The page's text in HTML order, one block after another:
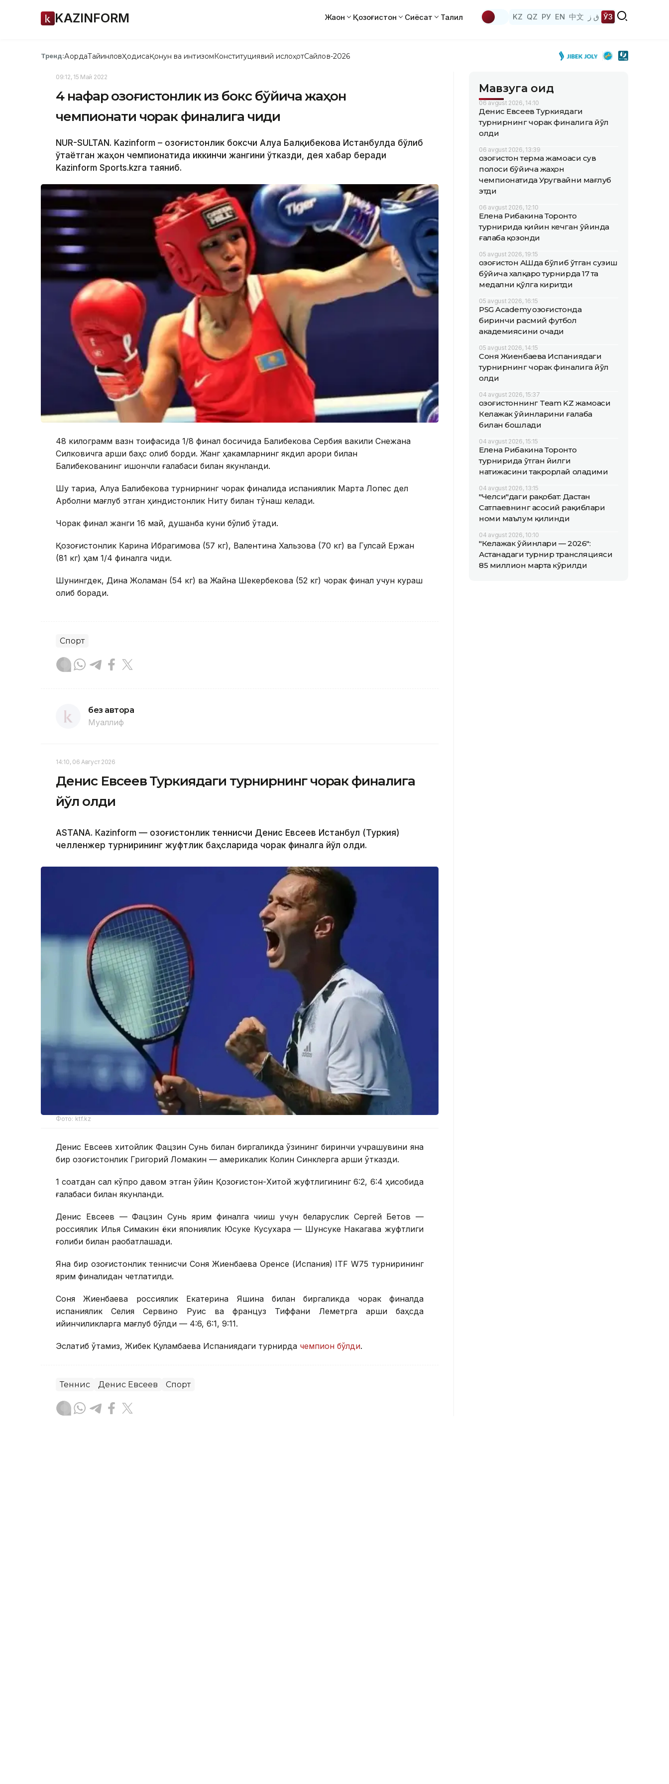
KAZINFORM Жаҳон Қозоғистон Сиёсат Таҳлил KZ QZ РУ EN 中文 ق ز ЎЗ
Тренд:АқордаТайинловҲодисаҚонун ва интизомКонституциявий ислоҳотСайлов-2026
09:12, 15 Май 2022
4 нафар қозоғистонлик қиз бокс бўйича жаҳон
чемпионати чорак финалига чиқди
NUR-SULTAN. Kazinform – Қозоғистонлик боксчи Алуа Балқибекова Истанбулда бўлиб
ўтаётган жаҳон чемпионатида иккинчи жангини ўтказди, дея хабар беради
Kazinform Sports.kzга таяниб.
48 килограмм вазн тоифасида 1/8 финал босқичида Балқибекова Сербия вакили Снежана
Силковичга қарши баҳс олиб борди. Жанг ҳакамларнинг якдил қарори билан
Балқибекованинг ишончли ғалабаси билан якунланди.
Шу тариқа, Алуа Балқибекова турнирнинг чорак финалида испаниялик Марта Лопес дел
Арболни мағлуб этган ҳиндистонлик Ниту билан тўқнаш келади.
Чорак финал жанги 16 май, душанба куни бўлиб ўтади.
Қозоғистонлик Карина Ибрагимова (57 кг), Валентина Хальзова (70 кг) ва Гулсай Ержан
(81 кг) ҳам 1/4 финалга чиқди.
Шунингдек, Дина Жоламан (54 кг) ва Жайна Шекербекова (52 кг) чорак финал учун кураш
олиб боради.
Спорт
без автора
Муаллиф
14:10, 06 Август 2026
Денис Евсеев Туркиядаги турнирнинг чорак финалига
йўл олди
ASTANА. Кazinform — Қозоғистонлик теннисчи Денис Евсеев Истанбул (Туркия)
челленжер турнирининг жуфтлик баҳсларида чорак финалга йўл олди.
Фото: ktf.kz
Денис Евсеев хитойлик Фацзин Сунь билан биргаликда ўзининг биринчи учрашувини яна
бир қозоғистонлик Григорий Ломакин — америкалик Колин Синклерга қарши ўтказди.
1 соатдан сал кўпроқ давом этган ўйин Қозоғистон-Хитой жуфтлигининг 6:2, 6:4 ҳисобида
ғалабаси билан якунланди.
Денис Евсеев — Фацзин Сунь ярим финалга чиқиш учун беларуслик Сергей Бетов —
россиялик Илья Симакин ёки япониялик Юсуке Кусухара — Шунсуке Накагава жуфтлиги
ғолиби билан рақобатлашади.
Яна бир қозоғистонлик теннисчи Соня Жиенбаева Оренсе (Испания) ITF W75 турнирининг
ярим финалидан четлатилди.
Соня Жиенбаева россиялик Екатерина Яшина билан биргаликда чорак финалда
испаниялик Селия Сервино Руис ва француз Тиффани Леметрга қарши баҳсда
қийинчиликларга мағлуб бўлди — 4:6, 6:1, 9:11.
Эслатиб ўтамиз, Жибек Қуламбаева Испаниядаги турнирда чемпион бўлди.
Теннис Денис Евсеев Спорт
Мавзуга оид
06 avgust 2026, 14:10
Денис Евсеев Туркиядаги
турнирнинг чорак финалига йўл
олди
06 avgust 2026, 13:39
Қозоғистон терма жамоаси сув
полоси бўйича жаҳон
чемпионатида Уругвайни мағлуб
этди
06 avgust 2026, 12:10
Елена Рибакина Торонто
турнирида қийин кечган ўйинда
ғалаба қозонди
05 avgust 2026, 19:15
Қозоғистон АҚШда бўлиб ўтган сузиш
бўйича халқаро турнирда 17 та
медални қўлга киритди
05 avgust 2026, 16:15
PSG Academy Қозоғистонда
биринчи расмий футбол
академиясини очади
05 avgust 2026, 14:15
Соня Жиенбаева Испаниядаги
турнирнинг чорак финалига йўл
олди
04 avgust 2026, 15:37
Қозоғистоннинг Team KZ жамоаси
Келажак ўйинларини ғалаба
билан бошлади
04 avgust 2026, 15:15
Елена Рибакина Торонто
турнирида ўтган йилги
натижасини такрорлай оладими
04 avgust 2026, 13:15
"Челси"даги рақобат: Дастан
Сатпаевнинг асосий рақиблари
номи маълум қилинди
04 avgust 2026, 10:10
"Келажак ўйинлари — 2026":
Астанадаги турнир трансляцияси
85 миллион марта кўрилди